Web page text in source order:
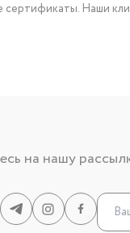
Наши
на нашу